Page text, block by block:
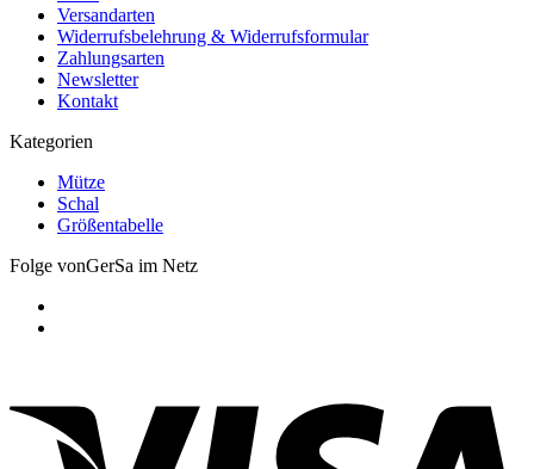
Versandarten
Widerrufsbelehrung & Widerrufsformular
Zahlungsarten
Newsletter
Kontakt
Kategorien
Mütze
Schal
Größentabelle
Folge vonGerSa im Netz